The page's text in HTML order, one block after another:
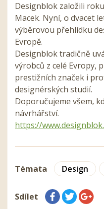
Designblok založili
Macek. Nyní, o dvacet
výběrovou přehlídku
Evropě.
Designblok tradičně
výrobců z celé Evropy,
prestižních značek i
designérských studií.
Doporučujeme všem,
návrhářství.
https://
Témata Design
Sdílet